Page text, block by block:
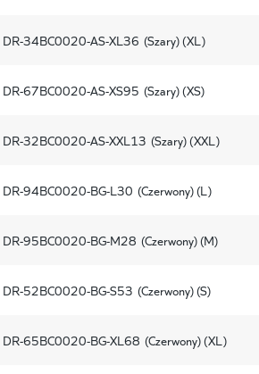
DR-34BC0020-AS-XL36 (Szary) (XL)
DR-67BC0020-AS-XS95 (Szary) (XS)
DR-32BC0020-AS-XXL13 (Szary) (XXL)
DR-94BC0020-BG-L30 (Czerwony) (L)
DR-95BC0020-BG-M28 (Czerwony) (M)
DR-52BC0020-BG-S53 (Czerwony) (S)
DR-65BC0020-BG-XL68 (Czerwony) (XL)